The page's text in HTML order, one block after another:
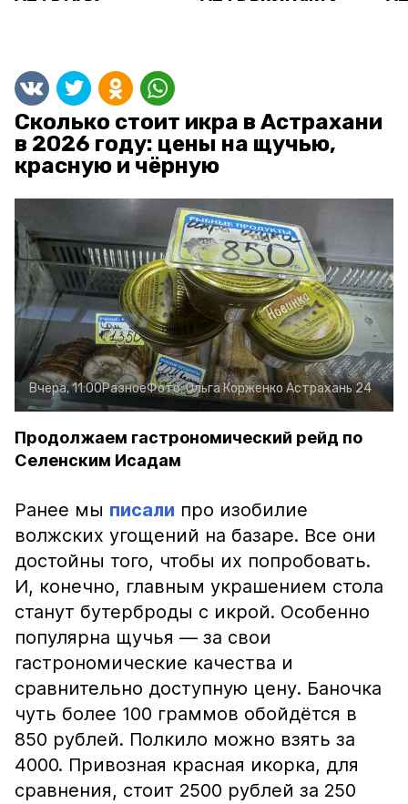
Сколько стоит икра в Астрахани
в 2026 году: цены на щучью,
красную и чёрную
Вчера, 11:00РазноеФото:Ольга Корженко Астрахань 24
Продолжаем гастрономический рейд по
Селенским Исадам
Ранее мы писали про изобилие
волжских угощений на базаре. Все они
достойны того, чтобы их попробовать.
И, конечно, главным украшением стола
станут бутерброды с икрой. Особенно
популярна щучья — за свои
гастрономические качества и
сравнительно доступную цену. Баночка
чуть более 100 граммов обойдётся в
850 рублей. Полкило можно взять за
4000. Привозная красная икорка, для
сравнения, стоит 2500 рублей за 250